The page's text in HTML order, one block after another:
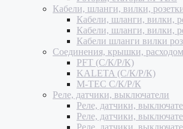
Кабели, шланги, вилки,
Кабели, шланги, вилки,
Кабели, шланги, вилки,
Кабели шланги вилки
Соединения, крышки,
PFT (С/К/Р/К)
KALETA (С/К/Р/К)
M-TEC С/К/Р/К
Реле, датчики, выключатели
Реле, датчики,
Реле, датчики,